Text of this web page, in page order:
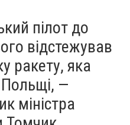
пілот до
відстежував
ракету, яка
—
міністра